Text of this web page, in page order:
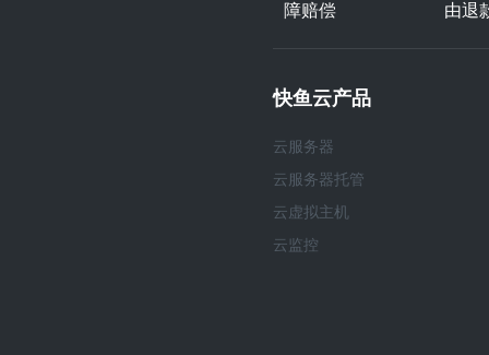
障赔偿 由退
快鱼云产品
云服务器
云服务器托管
云虚拟主机
云监控